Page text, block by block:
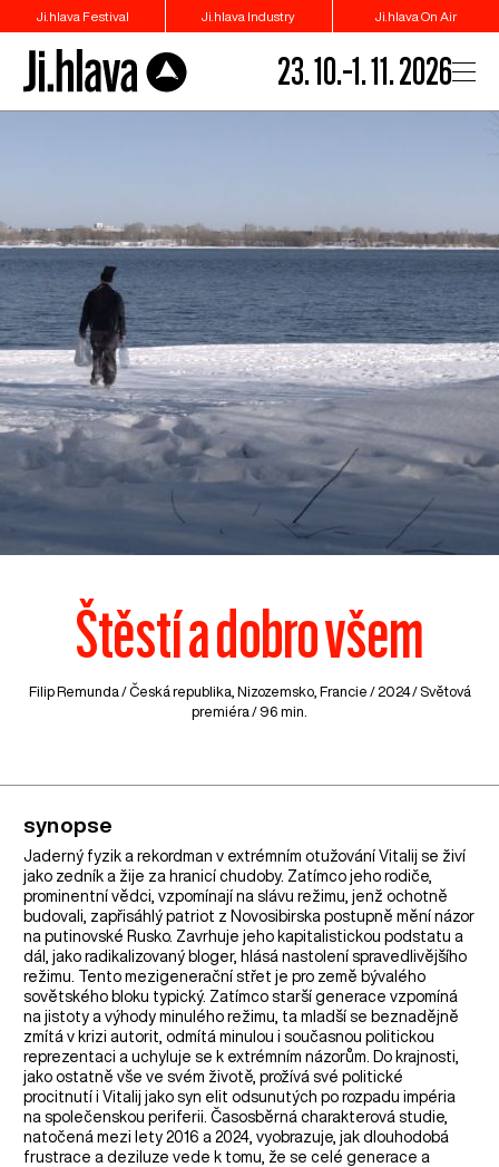
Ji.hlava Festival Ji.hlava Industry Ji.hlava On Air
23. 10.–1. 11. 2026
Štěstí a dobro všem
Filip Remunda /Česká republika Nizozemsko, Francie / 2024 / Světová
premiéra / 96 min.
synopse
Jaderný fyzik a rekordman v extrémním otužování Vitalij se živí
jako zedník a žije za hranicí chudoby. Zatímco jeho rodiče,
prominentní vědci, vzpomínají na slávu režimu, jenž ochotně
budovali, zapřisáhlý patriot z Novosibirska postupně mění názor
na putinovské Rusko. Zavrhuje jeho kapitalistickou podstatu a
dál, jako radikalizovaný bloger, hlásá nastolení spravedlivějšího
režimu. Tento mezigenerační střet je pro země bývalého
sovětského bloku typický. Zatímco starší generace vzpomíná
na jistoty a výhody minulého režimu, ta mladší se beznadějně
zmítá v krizi autorit, odmítá minulou i současnou politickou
reprezentaci a uchyluje se k extrémním názorům. Do krajnosti,
jako ostatně vše ve svém životě, prožívá své politické
procitnutí i Vitalij jako syn elit odsunutých po rozpadu impéria
na společenskou periferii. Časosběrná charakterová studie,
natočená mezi lety 2016 a 2024, vyobrazuje, jak dlouhodobá
frustrace a deziluze vede k tomu, že se celé generace a